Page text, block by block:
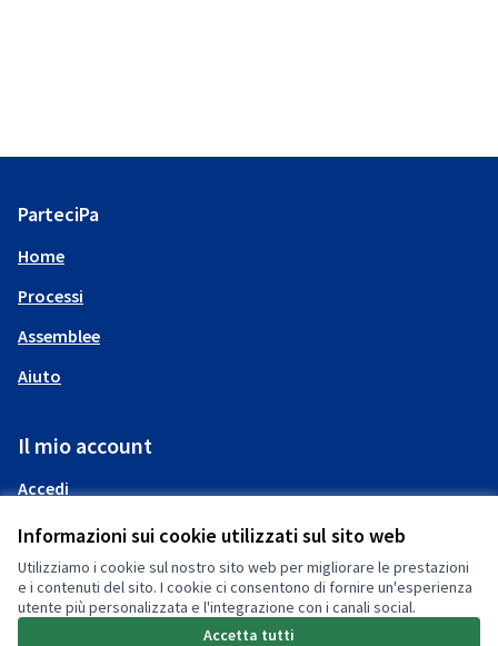
Informazioni sui cookie utilizzati sul sito web
Utilizziamo i cookie sul nostro sito web per migliorare le prestazioni
e i contenuti del sito. I cookie ci consentono di fornire un'esperienza
utente più personalizzata e l'integrazione con i canali social.
Accetta tutti
ParteciPa
Home
Processi
Assemblee
Aiuto
Il mio account
Accedi